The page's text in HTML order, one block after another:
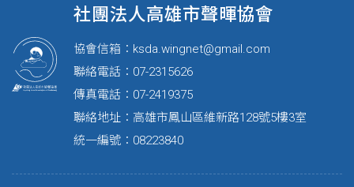
社團法人高雄市聲暉協會
協會信箱： ksda.wingnet@gmail.com
聯絡電話：07-2315626
傳真電話：07-2419375
聯絡地址：高雄市鳳山區維新路128號5樓3室
統一編號：08223840